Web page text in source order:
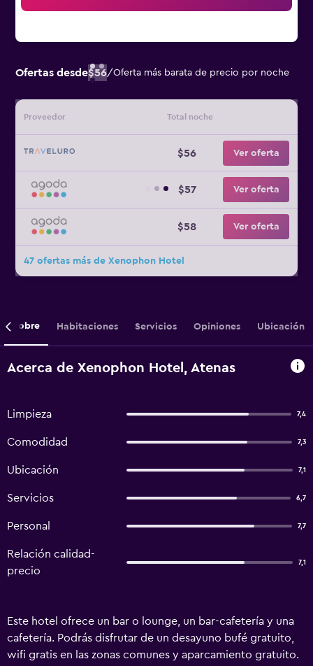
Ofertas desde$56/Oferta más barata de precio por noche
Proveedor Total noche
$56 Ver oferta
$57 Ver oferta
$58 Ver oferta
47 ofertas más de Xenophon Hotel
Sobre Habitaciones Servicios Opiniones Ubicación
Acerca de Xenophon Hotel, Atenas
Limpieza 7,4
Comodidad 7,3
Ubicación 7,1
Servicios 6,7
Personal 7,7
Relación calidad-
precio
7,1
Este hotel ofrece un bar o lounge, un bar-cafetería y una
cafetería. Podrás disfrutar de un desayuno bufé gratuito,
wifi gratis en las zonas comunes y aparcamiento gratuito.